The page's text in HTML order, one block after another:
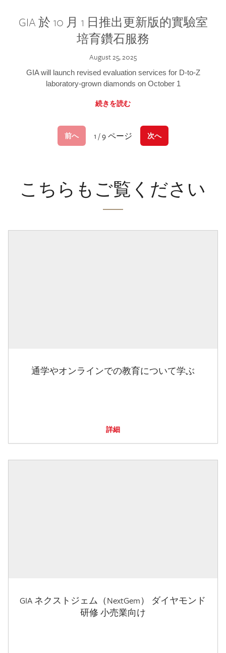
GIA 於 10 月 1 日推出更新版的實驗室
培育鑽石服務
August 25, 2025
GIA will launch revised evaluation services for D-to-Z
laboratory-grown diamonds on October 1
続きを読む
前へ 1 / 9 ページ 次へ
こちらもご覧ください
通学やオンラインでの教育について学ぶ
詳細
GIA ネクストジェム（NextGem） ダイヤモンド
研修 小売業向け